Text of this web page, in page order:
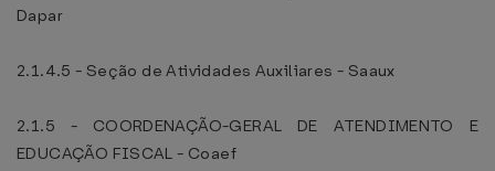
Dapar
2.1.4.5 - Seção de Atividades Auxiliares - Saaux
2.1.5 - COORDENAÇÃO-GERAL DE ATENDIMENTO E
EDUCAÇÃO FISCAL - Coaef